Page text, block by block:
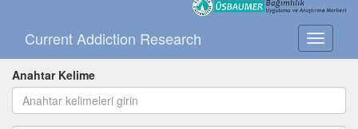
Toggle
Current Addiction Research
Anahtar Kelime